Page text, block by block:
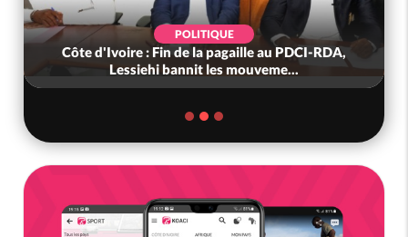
POLITIQUE
Côte d'Ivoire : Fin de la pagaille au PDCI-RDA,
Lessiehi bannit les mouveme...